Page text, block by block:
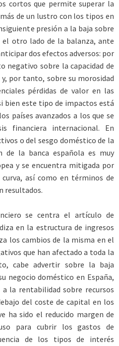
cortos que permite superar la
de un lustro con los tipos en
presión a la baja sobre
otro lado de la balanza, ante
dos efectos adversos: por
negativo sobre la capacidad de
por tanto, sobre su morosidad
pérdidas de valor en las
bien este tipo de impactos está
países avanzados a los que se
financiera internacional. En
o del sesgo doméstico de la
de la banca española es muy
y se encuentra mitigada por
así como en términos de
resultados.
se centra el artículo de
en la estructura de ingresos
los cambios de la misma en el
que han afectado a toda la
cabe advertir sobre la baja
negocio doméstico en España,
la rentabilidad sobre recursos
del coste de capital en los
ha sido el reducido margen de
para cubrir los gastos de
de los tipos de interés